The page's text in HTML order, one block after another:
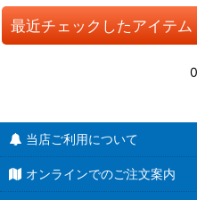
表示数:
最近チェックしたアイテム
当店ご利用について
オンラインでのご注文案内